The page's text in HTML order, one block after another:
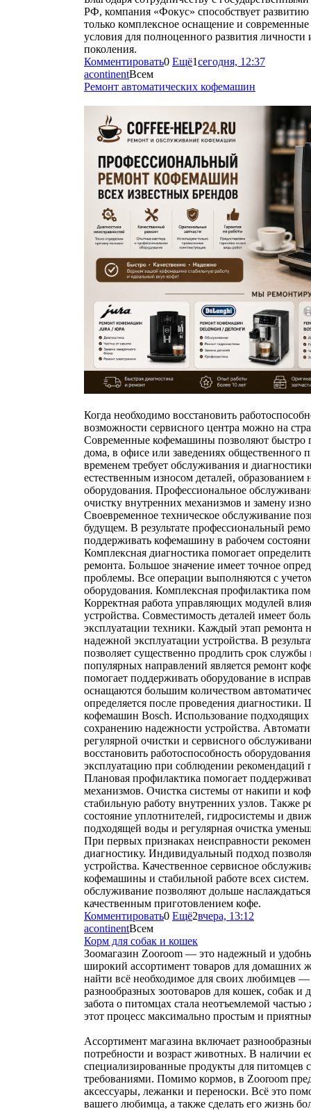
РФ, компания «Фокус» способствует
только комплексное оснащение и
условия для полноценного развития
поколения.
Комментировать0 Ещё1сегодня, 12:37
acontinentВсем
Ремонт автоматических кофемашин
Когда необходимо восстановить
возможности сервисного центра можно на
Современные кофемашины позволяют быстро
дома, в офисе или заведениях общественного
временем требует обслуживания и
естественным износом деталей,
оборудования. Профессиональное
очистку внутренних механизмов и замену
Своевременное техническое обслуживание
будущем. В результате профессиональный
поддерживать кофемашину в рабочем
Комплексная диагностика помогает
ремонта. Большое значение имеет точное
проблемы. Все операции выполняются с
оборудования. Комплексная профилактика
Корректная работа управляющих модулей
устройства. Совместимость деталей имеет
эксплуатации техники. Каждый этап ремонта
надежной эксплуатации устройства. В
позволяет существенно продлить срок
популярных направлений является ремонт
помогает поддерживать оборудование в
оснащаются большим количеством
определяется после проведения
кофемашин Bosch. Использование
сохранению надежности устройства.
регулярной очистки и сервисного
восстановить работоспособность
эксплуатацию при соблюдении
Плановая профилактика помогает
механизмов. Очистка системы от накипи и
стабильную работу внутренних узлов. Также
состояние уплотнителей, гидросистемы и
подходящей воды и регулярная очистка
При первых признаках неисправности
диагностику. Индивидуальный подход
устройства. Качественное сервисное
кофемашины и стабильной работе всех
обслуживание позволяют дольше
качественным приготовлением кофе.
Комментировать0 Ещё2вчера, 13:12
acontinentВсем
Корм для собак и кошек
Зоомагазин Zooroom — это надежный и
широкий ассортимент товаров для домашних
найти всё необходимое для своих любимцев —
разнообразных зоотоваров для кошек, собак
забота о питомцах стала неотъемлемой
этот процесс максимально простым и
Ассортимент магазина включает
потребности и возраст животных. В наличии
специализированные продукты для питомцев
требованиями. Помимо кормов, в Zooroom
аксессуары, лежанки и переноски. Всё это
вашего любимца, а также сделать его жизнь